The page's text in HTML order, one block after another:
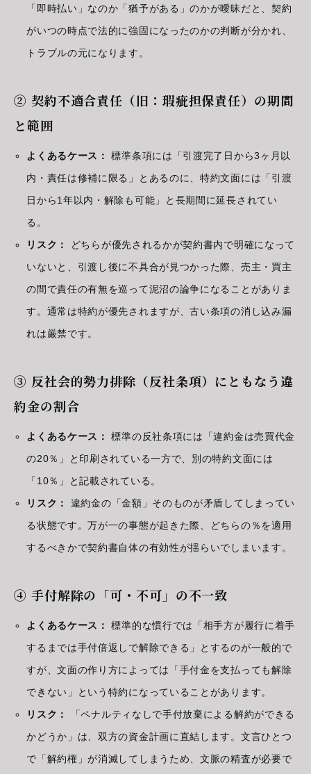
「即時払い」なのか「猶予がある」のかが曖昧だと、契約
がいつの時点で法的に強固になったのかの判断が分かれ、
トラブルの元になります。
② 契約不適合責任（旧：瑕疵担保責任）の期間
と範囲
よくあるケース：
標準条項には「引渡完了日から3ヶ月以
内・責任は修補に限る」とあるのに、特約文面には「引渡
日から1年以内・解除も可能」と長期間に延長されてい
る。
リスク：
どちらが優先されるかが契約書内で明確になって
いないと、引渡し後に不具合が見つかった際、売主・買主
の間で責任の有無を巡って泥沼の論争になることがありま
す。通常は特約が優先されますが、古い条項の消し込み漏
れは厳禁です。
③ 反社会的勢力排除（反社条項）にともなう違
約金の割合
よくあるケース：
標準の反社条項には「違約金は売買代金
の20％」と印刷されている一方で、別の特約文面には
「10％」と記載されている。
リスク：
違約金の「金額」そのものが矛盾してしまってい
る状態です。万が一の事態が起きた際、どちらの％を適用
するべきかで契約書自体の有効性が揺らいでしまいます。
④ 手付解除の「可・不可」の不一致
よくあるケース：
標準的な慣行では「相手方が履行に着手
するまでは手付倍返しで解除できる」とするのが一般的で
すが、文面の作り方によっては「手付金を支払っても解除
できない」という特約になっていることがあります。
リスク：
「ペナルティなしで手付放棄による解約ができる
かどうか」は、双方の資金計画に直結します。文言ひとつ
で「解約権」が消滅してしまうため、文脈の精査が必要で